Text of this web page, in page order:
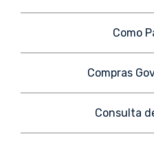
Como
Compras
Consulta